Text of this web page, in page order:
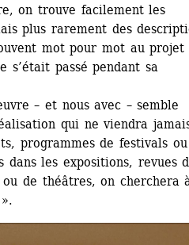
on trouve facilement les
plus rarement des
mot pour mot au projet
s’était passé pendant sa
– et nous avec – semble
qui ne viendra
programmes de festivals
dans les expositions, revues
de théâtres, on cherchera